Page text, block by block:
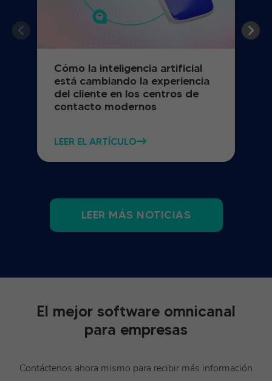
Cómo la inteligencia artificial
está cambiando la experiencia
del cliente en los centros de
contacto modernos
LEER EL ARTÍCULO
LEER MÁS NOTICIAS
El mejor software omnicanal
para empresas
Contáctenos ahora mismo para recibir más información